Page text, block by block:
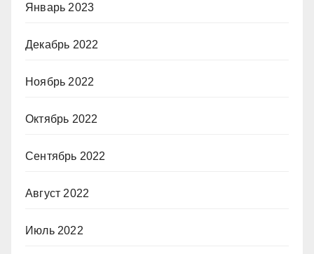
Январь 2023
Декабрь 2022
Ноябрь 2022
Октябрь 2022
Сентябрь 2022
Август 2022
Июль 2022